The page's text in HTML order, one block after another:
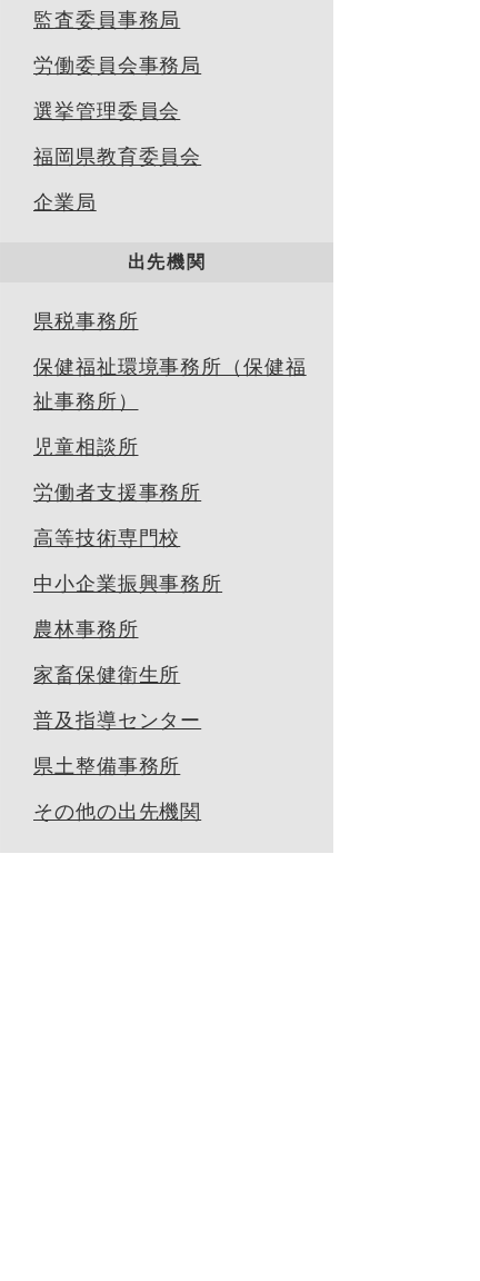
監査委員事務局
労働委員会事務局
選挙管理委員会
福岡県教育委員会
企業局
出先機関
県税事務所
保健福祉環境事務所（保健福
祉事務所）
児童相談所
労働者支援事務所
高等技術専門校
中小企業振興事務所
農林事務所
家畜保健衛生所
普及指導センター
県土整備事務所
その他の出先機関